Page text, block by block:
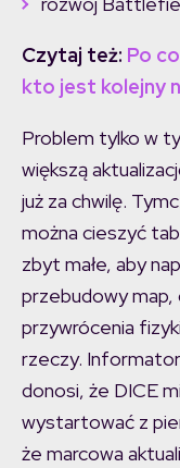
Czytaj też: Po
kto jest kolejny
Problem tylko w
większą
już za chwilę.
można cieszyć
zbyt małe, aby
przebudowy map,
przywrócenia
rzeczy.
donosi, że DICE
wystartować z
że marcowa